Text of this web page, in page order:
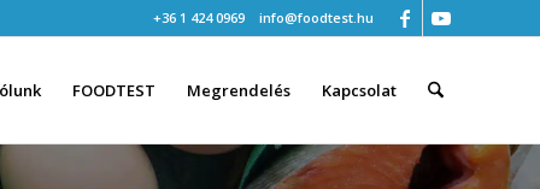
+36 1 424 0969 info@foodtest.hu
FOODTEST Megrendelés Kapcsolat